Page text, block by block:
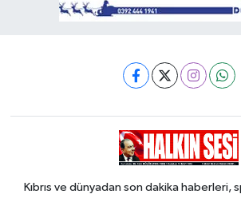
Kıbrıs ve dünyadan son dakika haberleri,